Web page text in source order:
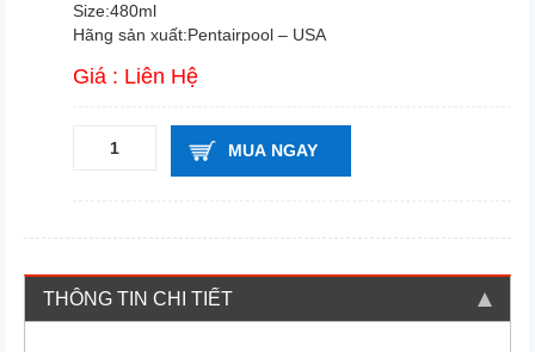
Size:480ml
Hãng sản xuất:Pentairpool – USA
Giá : Liên Hệ
MUA NGAY
THÔNG TIN CHI TIẾT